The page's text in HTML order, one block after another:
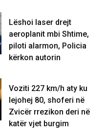
Lëshoi laser drejt
aeroplanit mbi Shtime,
piloti alarmon, Policia
kërkon autorin
Voziti 227 km/h aty ku
lejohej 80, shoferi në
Zvicër rrezikon deri në
katër vjet burgim